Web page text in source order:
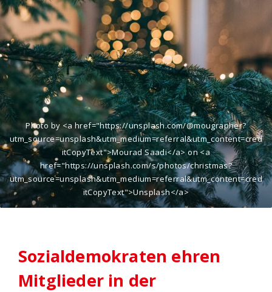
Sozialdemokraten ehren
Mitglieder in der
Photo by <a href="https://unsplash.com/@mougrapher?
utm_source=unsplash&utm_medium=referral&utm_content=cred
itCopyText">Mourad Saadi</a> on <a
href="https://unsplash.com/s/photos/christmas?
utm_source=unsplash&utm_medium=referral&utm_content=cred
itCopyText">Unsplash</a>